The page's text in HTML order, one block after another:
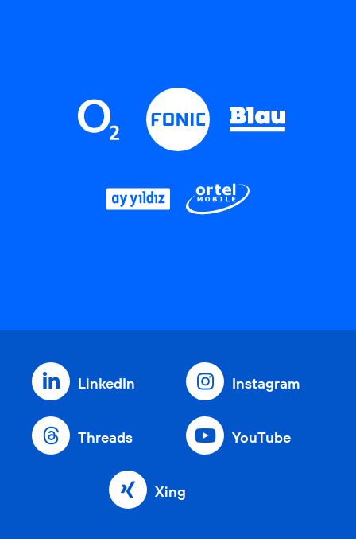
LinkedIn Instagram
Threads YouTube
Xing